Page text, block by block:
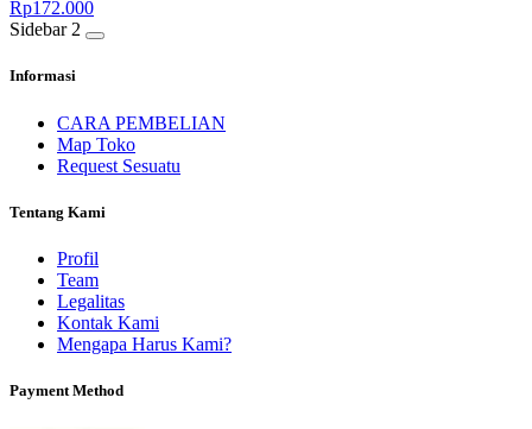
Rp172.000
Sidebar 2
Informasi
CARA PEMBELIAN
Map Toko
Request Sesuatu
Tentang Kami
Profil
Team
Legalitas
Kontak Kami
Mengapa Harus Kami?
Payment Method